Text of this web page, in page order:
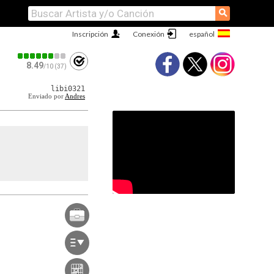
⚲
Conexión
Inscripción
8.49/10 (37)
libi0321
Enviado por Andres